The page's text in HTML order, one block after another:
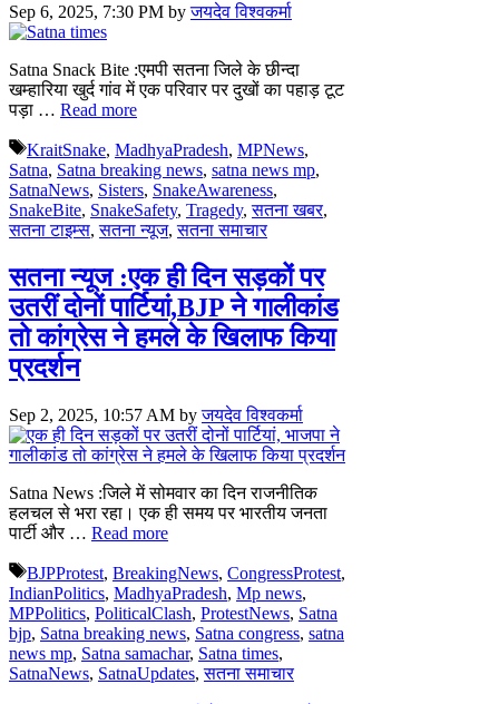
Sep 6, 2025, 7:30 PM byजयदेव विश्वकर्मा
Satna Snack Bite :एमपी सतना जिले के छीन्दा
खम्हारिया खुर्द गांव में एक परिवार पर दुखों का पहाड़ टूट
पड़ा … Read more
Tags
KraitSnake, MadhyaPradesh, MPNews,
Satna, Satna breaking news, satna news mp,
SatnaNews, Sisters, SnakeAwareness,
SnakeBite, SnakeSafety, Tragedy,सतना खबर,
सतना टाइम्स,सतना न्यूज,सतना समाचार
सतना न्यूज :एक ही दिन सड़कों पर
उतरीं दोनों पार्टियां,BJP ने गालीकांड
तो कांग्रेस ने हमले के खिलाफ किया
प्रदर्शन
Sep 2, 2025, 10:57 AM byजयदेव विश्वकर्मा
Satna News :जिले में सोमवार का दिन राजनीतिक
हलचल से भरा रहा। एक ही समय पर भारतीय जनता
पार्टी और … Read more
Tags
BJPProtest, BreakingNews, CongressProtest,
IndianPolitics, MadhyaPradesh, Mp news,
MPPolitics, PoliticalClash, ProtestNews, Satna
bjp, Satna breaking news, Satna congress, satna
news mp, Satna samachar, Satna times,
SatnaNews, SatnaUpdates,सतना समाचार